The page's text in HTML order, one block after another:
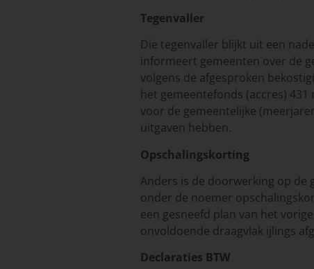
Tegenvaller
Die tegenvaller blijkt uit een
informeert gemeenten over de
volgens de afgesproken
het gemeentefonds (accres)
voor de gemeentelijke
uitgaven hebben.
Opschalingskorting
Anders is de doorwerking op de
onder de noemer
een gesneefd plan van het
onvoldoende draagvlak ijlings
Declaraties BTW